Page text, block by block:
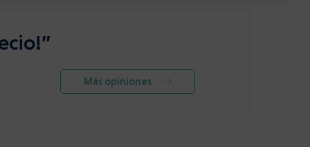
Más opiniones